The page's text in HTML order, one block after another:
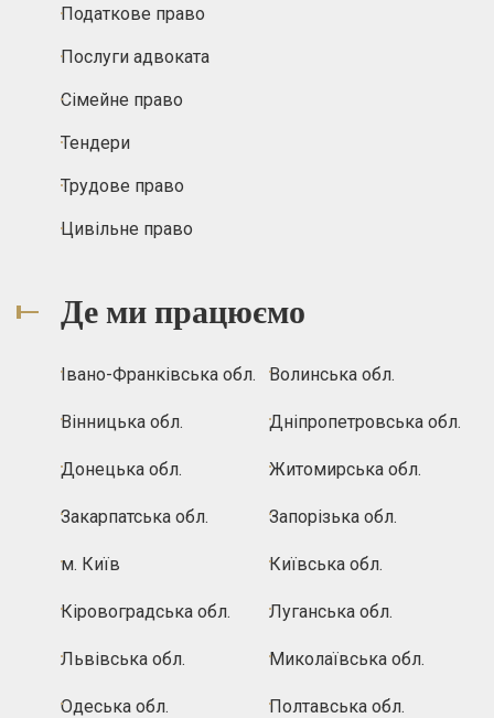
Податкове право
Послуги адвоката
Сімейне право
Тендери
Трудове право
Цивільне право
Де ми працюємо
Івано-Франківська обл. Волинська обл.
Вінницька обл. Дніпропетровська обл.
Донецька обл. Житомирська обл.
Закарпатська обл. Запорізька обл.
м. Київ Київська обл.
Кіровоградська обл. Луганська обл.
Львівська обл. Миколаївська обл.
Одеська обл. Полтавська обл.